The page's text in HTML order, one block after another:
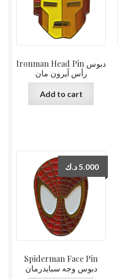
Ironman Head Pin دبوس
رأس آيرون مان
Add to cart
Spiderman Face Pin
دبوس وجه سبايدرمان
5.000 د.ك